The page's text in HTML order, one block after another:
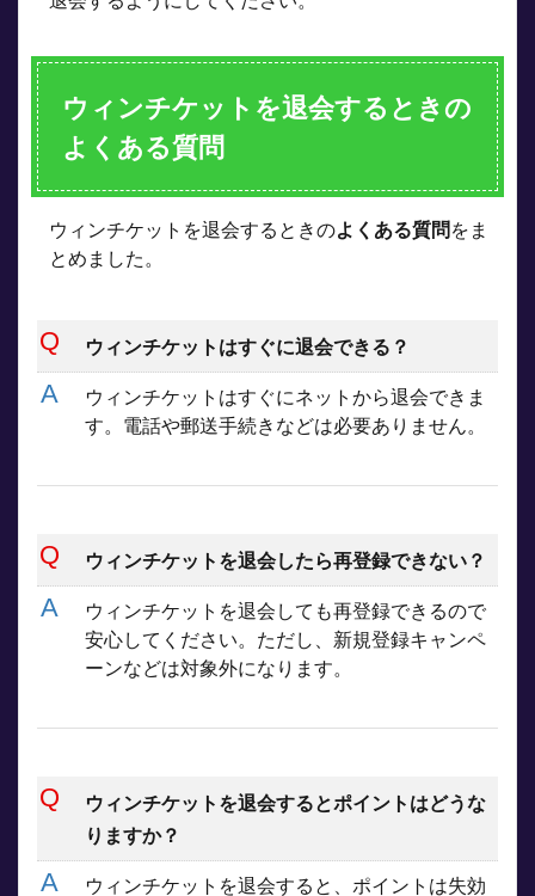
ウィンチケットを退会するときの
よくある質問
ウィンチケットを退会するときのよくある質問をま
とめました。
ウィンチケットはすぐに退会できる？
ウィンチケットはすぐにネットから退会できま
す。電話や郵送手続きなどは必要ありません。
ウィンチケットを退会したら再登録できない？
ウィンチケットを退会しても再登録できるので
安心してください。ただし、新規登録キャンペ
ーンなどは対象外になります。
ウィンチケットを退会するとポイントはどうな
りますか？
ウィンチケットを退会すると、ポイントは失効